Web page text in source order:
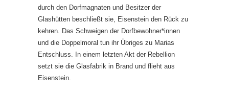
durch den Dorfmagnaten und Besitzer der
Glashütten beschließt sie, Eisenstein den Rück zu
kehren. Das Schweigen der Dorfbewohner*innen
und die Doppelmoral tun ihr Übriges zu Marias
Entschluss. In einem letzten Akt der Rebellion
setzt sie die Glasfabrik in Brand und flieht aus
Eisenstein.